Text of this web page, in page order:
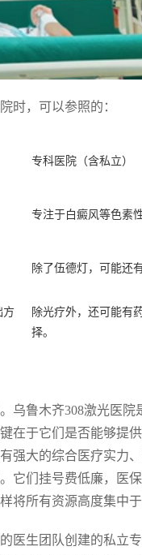
时，可以参照的：
专科医院（含私立）
专注于白癜风等色素
除了伍德灯，可能还
方
除光疗外，还可能有
择。
乌鲁木齐308激光医
在于它们是否能够提
强大的综合医疗实力
它们挂号费低廉，医
将所有资源高度集中
医生团队创建的私立